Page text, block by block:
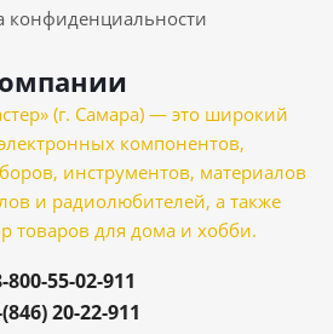
конфиденциальности
(г. Самара) — это широкий
компонентов,
инструментов, материалов
и радиолюбителей, а также
товаров для дома и хобби.
800-55-02-911
20-22-911